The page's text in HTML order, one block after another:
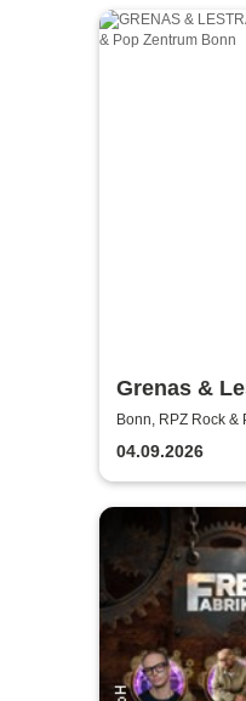
Grenas &
Rock & Pop
Bonn, RPZ Rock &
04.09.2026